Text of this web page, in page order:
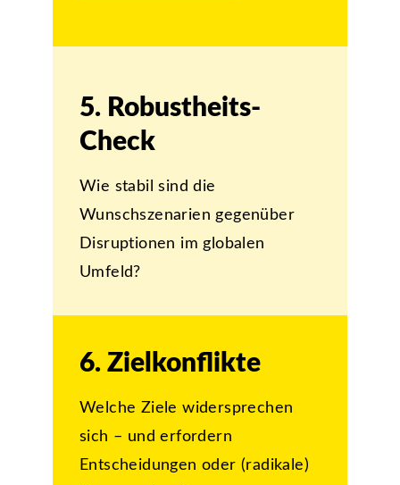
5. Robustheits­-
Check
Wie stabil sind die
Wunschszenarien gegenüber
Disruptionen im globalen
Umfeld?
6. Zielkonflikte
Welche Ziele widersprechen
sich – und erfordern
Entscheidungen oder (radikale)